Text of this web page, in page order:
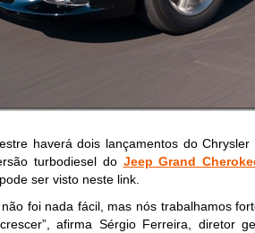
haverá dois lançamentos do
turbodiesel do Jeep Grand
ser visto neste link.
foi nada fácil, mas nós trabalhamos
afirma Sérgio Ferreira, diretor